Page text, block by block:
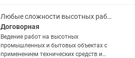
Любые сложности высотных работ
Договорная
Ведение работ на высотных
промышленных и бытовых объектах с
применением технических средств и